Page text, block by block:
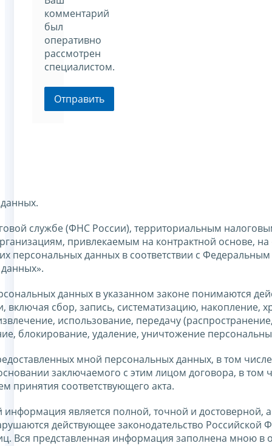
комментарий
был
оперативно
рассмотрен
специалистом.
Отправить
службе (ФНС России), территориальным
привлекаемым на контрактной основе, на
персональных данных в соответствии с
данных в указанном законе понимаются
сбор, запись, систематизацию, накопление,
использование, передачу
блокирование, удаление, уничтожение
мной персональных данных, в том
заключаемого с этим лицом договора, в том
принятия соответствующего акта.
является полной, точной и достоверной,
действующее законодательство Российской
Вся представленная информация заполнена мною в